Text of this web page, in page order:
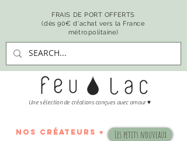
Une sélection de créations conçues avec amour♥
FRAIS DE PORT OFFERTS
(dès 90€ d'achat vers la France
métropolitaine)
nos créateurs ♥ Les petits nouveaux